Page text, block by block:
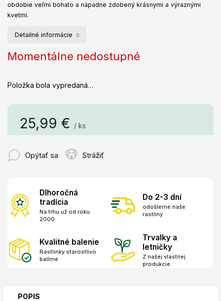
25,99 € / ks
Momentálne nedostupné
Položka bola vypredaná…
obdobie veľmi bohato a nápadne zdobený krásnymi a výraznými
kvetmi.
Detailné informácie
Opýtať sa Strážiť
Dlhoročná
tradícia
Na trhu už od roku
2000
Do 2-3 dní
odošleme naše
rastliny
Kvalitné balenie
Rastlinky starostlivo
balíme
Trvalky a
letničky
Z našej vlastnej
produkcie
POPIS